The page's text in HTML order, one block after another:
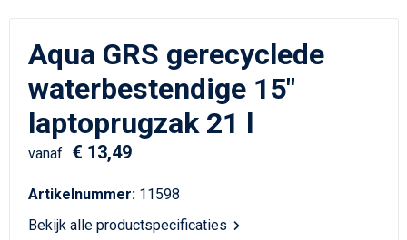
Kerst
Schoudertassen
Sporttassen
Koffers en Trolleys
Tablettassen
Toilettassen
Aqua GRS gerecyclede
waterbestendige 15"
laptoprugzak 21 l
vanaf € 13,49
Artikelnummer: 11598
Bekijk alle productspecificaties